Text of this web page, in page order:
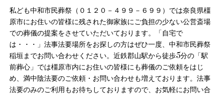
私ども中和市民葬祭（０１２０－４９９－６９９）では奈良県橿
原市にお住いの皆様に残された御家族にご負担の少ない公営斎場
での葬儀の提案をさせていただいております。「自宅で
は・・・」法事法要場所をお探しの方はぜひ一度、中和市民葬祭
稲垣までお問い合わせください。近鉄郡山駅から徒歩5分の「駅
前葬心」では橿原市内にお住いの皆様にも葬儀のご依頼をはじ
め、満中陰法要のご依頼・お問い合わせも増えております。法事
法要のみのご利用もお待ちしておりますので、お気軽にお問い合